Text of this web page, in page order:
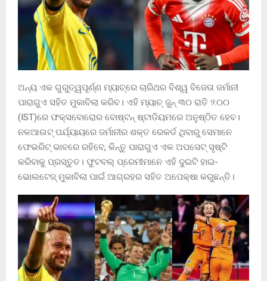
ଅନ୍ୟ ଏକ ଗୁରୁତ୍ୱପୂର୍ଣ୍ଣ ମ୍ୟାଚ୍‌ରେ ଚାରିଥର ବିଶ୍ୱ ବିଜେତା ଜର୍ମାନୀ
ପାରାଗୁଏ ସହିତ ମୁକାବିଲା କରିବ। ଏହି ମ୍ୟାଚ୍ ଜୁନ୍ ୩୦ ରାତି ୨:୦୦
(IST)ରେ ଫକ୍ସବୋରୋର ବୋଷ୍ଟନ୍ ଷ୍ଟାଡିୟମରେ ଅନୁଷ୍ଠିତ ହେବ।
ନକଆଉଟ୍ ପର୍ଯ୍ୟାୟରେ ଜର୍ମାନୀର ଶକ୍ତ ରେକର୍ଡ ଥିବାରୁ ସେମାନେ
ଫେଭରିଟ୍ ଭାବରେ ରହିବେ, କିନ୍ତୁ ପାରାଗୁଏ ଏକ ଅପସେଟ୍ ସୃଷ୍ଟି
କରିବାକୁ ପ୍ରସ୍ତୁତ। ଫୁଟବଲ୍ ପ୍ରେମୀମାନେ ଏହି ଦୁଇଟି ହାଇ-
ଭୋଲଟେଜ୍ ମୁକାବିଲା ପାଇଁ ଆଗ୍ରହର ସହିତ ଅପେକ୍ଷା କରୁଛନ୍ତି।